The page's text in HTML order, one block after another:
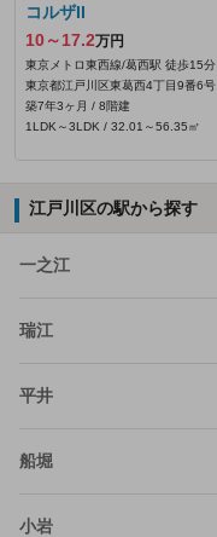
コルザII
10～17.2万円
東京メトロ東西線/葛西駅 徒歩15分
東京都江戸川区東葛西4丁目9番6号
築7年3ヶ月 / 8階建
1LDK～3LDK / 32.01～56.35㎡
江戸川区の駅から探す
一之江
瑞江
平井
船堀
小岩